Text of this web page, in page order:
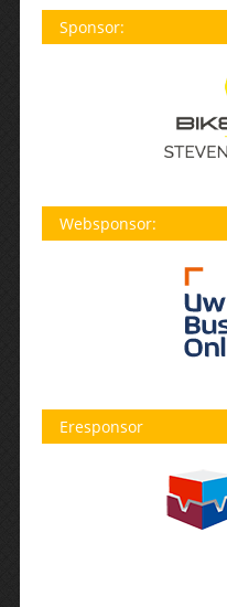
Sponsor:
Websponsor:
Eresponsor